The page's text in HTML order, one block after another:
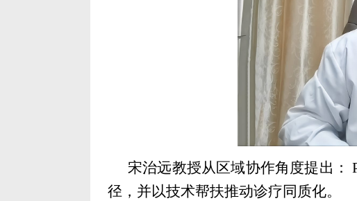
宋治远教授从区域协作角度提出：
径，并以技术帮扶推动诊疗同质化。